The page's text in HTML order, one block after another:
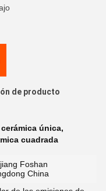
de producto
única,
cuadrada
Foshan
China